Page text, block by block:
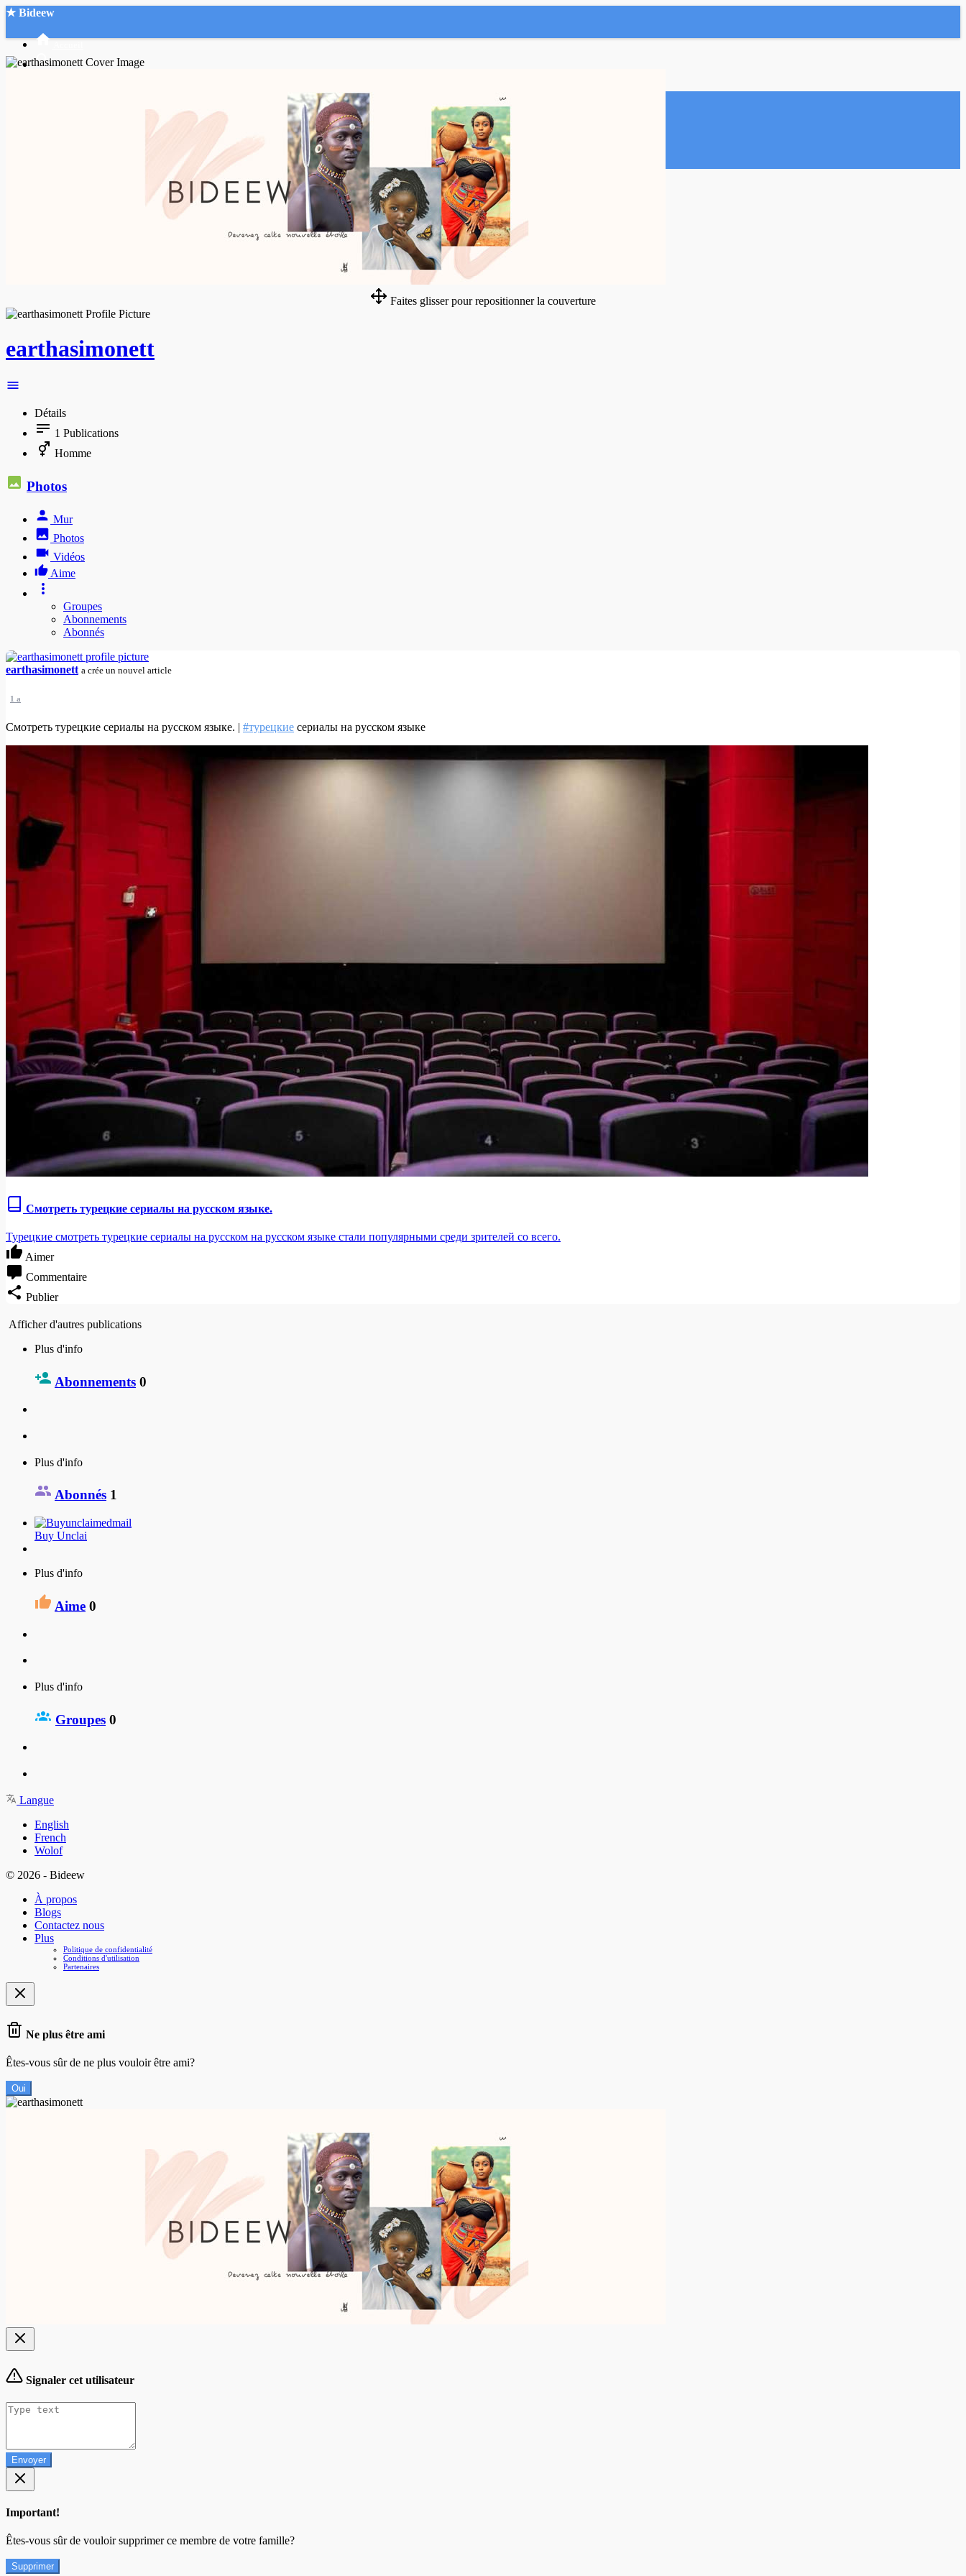
★ Bideew
Faites glisser pour repositionner la couverture
earthasimonett
Détails
1 Publications
Homme
Photos
Mur
Photos
Vidéos
Aime
Groupes
Abonnements
Abonnés
earthasimonett a crée un nouvel article
1 a
Смотреть турецкие сериалы на русском языке. | #турецкие сериалы на русском языке
Смотреть турецкие сериалы на русском языке.
Турецкие смотреть турецкие сериалы на русском на русском языке стали популярными среди зрителей со всего.
Aimer
Commentaire
Publier
Afficher d'autres publications
Plus d'info
Abonnements 0
Plus d'info
Abonnés 1
Buy Unclai
Plus d'info
Aime 0
Plus d'info
Groupes 0
Langue
English
French
Wolof
© 2026 - Bideew
À propos
Blogs
Contactez nous
Plus
Politique de confidentialité
Conditions d'utilisation
Partenaires
Ne plus être ami
Êtes-vous sûr de ne plus vouloir être ami?
Oui
Signaler cet utilisateur
Envoyer
Important!
Êtes-vous sûr de vouloir supprimer ce membre de votre famille?
Supprimer